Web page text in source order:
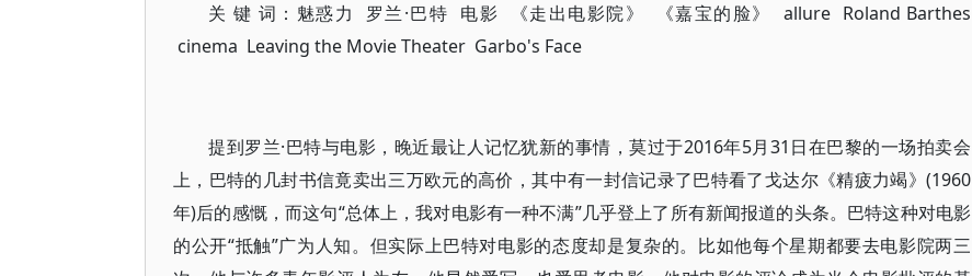
关 键 词：魅惑力 罗兰·巴特 电影 《走出电影院》 《嘉宝的脸》 allure Roland Barthes
cinema Leaving the Movie Theater Garbo's Face
提到罗兰·巴特与电影，晚近最让人记忆犹新的事情，莫过于2016年5月31日在巴黎的一场拍卖会
上，巴特的几封书信竟卖出三万欧元的高价，其中有一封信记录了巴特看了戈达尔《精疲力竭》(1960
年)后的感慨，而这句“总体上，我对电影有一种不满”几乎登上了所有新闻报道的头条。巴特这种对电影
的公开“抵触”广为人知。但实际上巴特对电影的态度却是复杂的。比如他每个星期都要去电影院两三